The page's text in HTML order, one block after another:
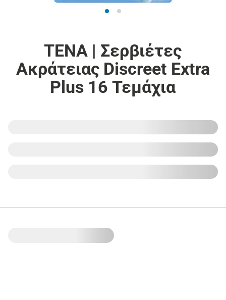
TENA | Σερβιέτες
Ακράτειας Discreet Extra
Plus 16 Τεμάχια